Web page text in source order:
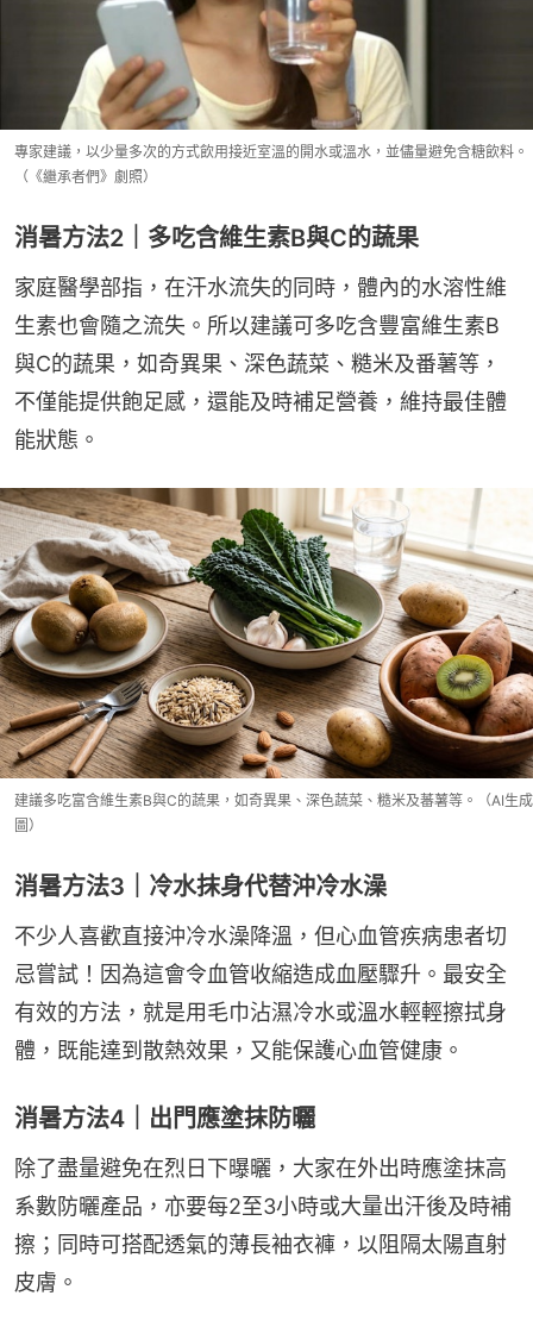
專家建議，以少量多次的方式飲用接近室溫的開水或溫水，並儘量避免含糖飲料。
（《繼承者們》劇照）
消暑方法2｜多吃含維生素B與C的蔬果
家庭醫學部指，在汗水流失的同時，體內的水溶性維
生素也會隨之流失。所以建議可多吃含豐富維生素B
與C的蔬果，如奇異果、深色蔬菜、糙米及番薯等，
不僅能提供飽足感，還能及時補足營養，維持最佳體
能狀態。
建議多吃富含維生素B與C的蔬果，如奇異果、深色蔬菜、糙米及蕃薯等。（AI生成
圖）
消暑方法3｜冷水抹身代替沖冷水澡
不少人喜歡直接沖冷水澡降溫，但心血管疾病患者切
忌嘗試！因為這會令血管收縮造成血壓驟升。最安全
有效的方法，就是用毛巾沾濕冷水或溫水輕輕擦拭身
體，既能達到散熱效果，又能保護心血管健康。
消暑方法4｜出門應塗抹防曬
除了盡量避免在烈日下曝曬，大家在外出時應塗抹高
系數防曬產品，亦要每2至3小時或大量出汗後及時補
擦；同時可搭配透氣的薄長袖衣褲，以阻隔太陽直射
皮膚。